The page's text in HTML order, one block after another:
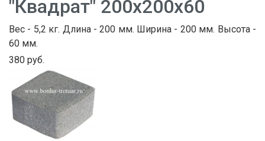
"Квадрат" 200х200х60
Вес - 5,2 кг. Длина - 200 мм. Ширина - 200 мм. Высота -
60 мм.
380 руб.